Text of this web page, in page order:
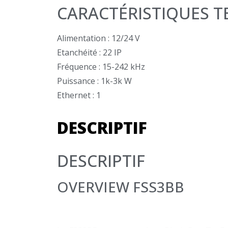
CARACTÉRISTIQUES
Alimentation : 12/24 V
Etanchéité : 22 IP
Fréquence : 15-242 kHz
Puissance : 1k-3k W
Ethernet : 1
DESCRIPTIF
DESCRIPTIF
OVERVIEW FSS3BB